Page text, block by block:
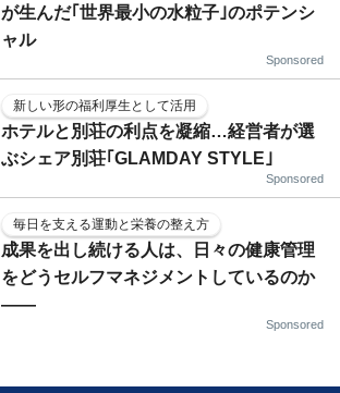
が生んだ｢世界最小の水粒子｣のポテンシ
ャル
Sponsored
新しい形の福利厚生として活用
ホテルと別荘の利点を凝縮…経営者が選
ぶシェア別荘｢GLAMDAY STYLE｣
Sponsored
毎日を支える運動と栄養の整え方
成果を出し続ける人は、日々の健康管理
をどうセルフマネジメントしているのか
——
Sponsored